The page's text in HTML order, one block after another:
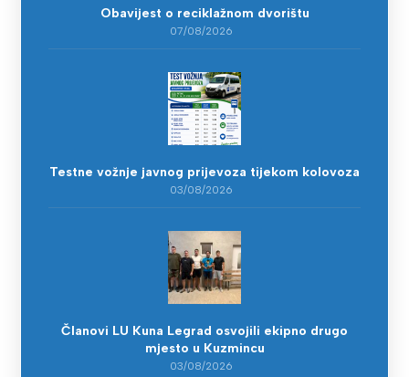
Obavijest o reciklažnom dvorištu
07/08/2026
Testne vožnje javnog prijevoza tijekom kolovoza
03/08/2026
Članovi LU Kuna Legrad osvojili ekipno drugo
mjesto u Kuzmincu
03/08/2026